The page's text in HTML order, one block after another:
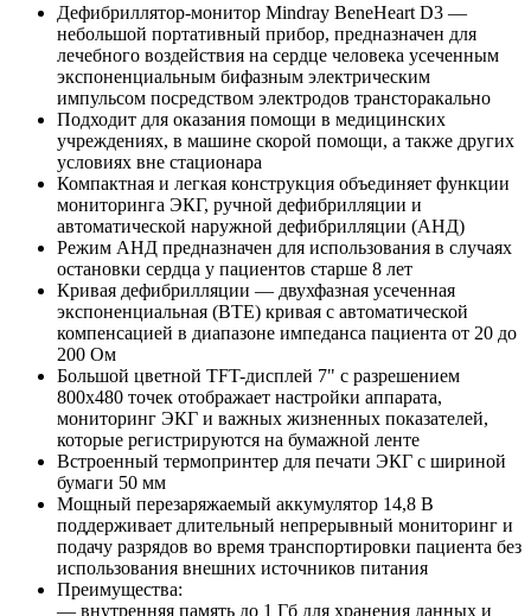
Дефибриллятор-монитор Mindray BeneHeart D3 —
небольшой портативный прибор, предназначен для
лечебного воздействия на сердце человека усеченным
экспоненциальным бифазным электрическим
импульсом посредством электродов трансторакально
Подходит для оказания помощи в медицинских
учреждениях, в машине скорой помощи, а также других
условиях вне стационара
Компактная и легкая конструкция объединяет функции
мониторинга ЭКГ, ручной дефибрилляции и
автоматической наружной дефибрилляции (АНД)
Режим АНД предназначен для использования в случаях
остановки сердца у пациентов старше 8 лет
Кривая дефибрилляции — двухфазная усеченная
экспоненциальная (BTE) кривая с автоматической
компенсацией в диапазоне импеданса пациента от 20 до
200 Ом
Большой цветной TFT-дисплей 7" с разрешением
800x480 точек отображает настройки аппарата,
мониторинг ЭКГ и важных жизненных показателей,
которые регистрируются на бумажной ленте
Встроенный термопринтер для печати ЭКГ с шириной
бумаги 50 мм
Мощный перезаряжаемый аккумулятор 14,8 В
поддерживает длительный непрерывный мониторинг и
подачу разрядов во время транспортировки пациента без
использования внешних источников питания
Преимущества:
— внутренняя память до 1 Гб для хранения данных и